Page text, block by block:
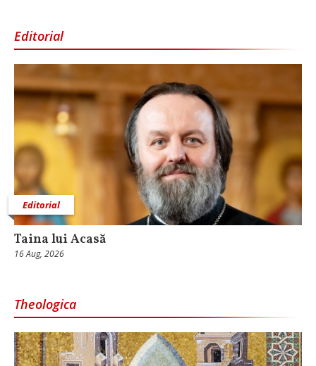
Editorial
Editorial
Taina lui Acasă
16 Aug, 2026
Theologica